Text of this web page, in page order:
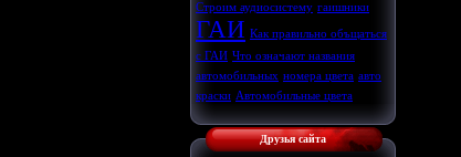
Строим аудиосистему гаишники
ГАИ Как правильно объщаться
с ГАИ Что означают названия
автомобильных номера цвета авто
краски Автомобильные цвета
Друзья сайта